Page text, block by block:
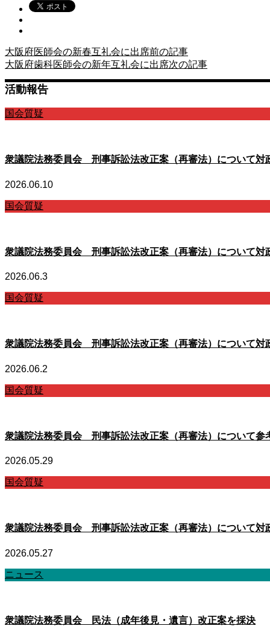
大阪府医師会の新春互礼会に出席前の記事
大阪府歯科医師会の新年互礼会に出席次の記事
活動報告
国会質疑
衆議院法務委員会 刑事訴訟法改正案（再審法）について対
2026.06.10
国会質疑
衆議院法務委員会 刑事訴訟法改正案（再審法）について対
2026.06.3
国会質疑
衆議院法務委員会 刑事訴訟法改正案（再審法）について対
2026.06.2
国会質疑
衆議院法務委員会 刑事訴訟法改正案（再審法）について参
2026.05.29
国会質疑
衆議院法務委員会 刑事訴訟法改正案（再審法）について対
2026.05.27
ニュース
衆議院法務委員会 民法（成年後見・遺言）改正案を採決